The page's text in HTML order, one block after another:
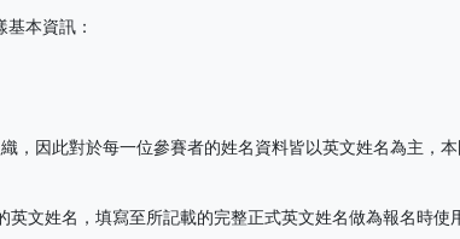
本資訊：
，因此對於每一位參賽者的姓名資料皆以英文姓名為主，
英文姓名，填寫至所記載的完整正式英文姓名做為報名時使